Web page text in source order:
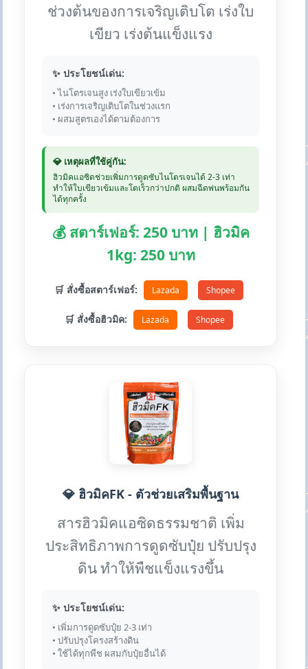
ช่วงต้นของการเจริญเติบโต เร่งใบ
เขียว เร่งต้นแข็งแรง
✨ ประโยชน์เด่น:
• ไนโตรเจนสูง เร่งใบเขียวเข้ม
• เร่งการเจริญเติบโตในช่วงแรก
• ผสมสูตรเองได้ตามต้องการ
💎 เหตุผลที่ใช้คู่กัน:
ฮิวมิคแอซิดช่วยเพิ่มการดูดซับไนโตรเจนได้ 2-3 เท่า
ทำให้ใบเขียวเข้มและโตเร็วกว่าปกติ ผสมฉีดพ่นพร้อมกัน
ได้ทุกครั้ง
💰 สตาร์เฟอร์: 250 บาท | ฮิวมิค
1kg: 250 บาท
🛒 สั่งซื้อสตาร์เฟอร์: Lazada Shopee
🛒 สั่งซื้อฮิวมิค: Lazada Shopee
💎 ฮิวมิคFK - ตัวช่วยเสริมพื้นฐาน
สารฮิวมิคแอซิดธรรมชาติ เพิ่ม
ประสิทธิภาพการดูดซับปุ๋ย ปรับปรุง
ดิน ทำให้พืชแข็งแรงขึ้น
✨ ประโยชน์เด่น:
• เพิ่มการดูดซับปุ๋ย 2-3 เท่า
• ปรับปรุงโครงสร้างดิน
• ใช้ได้ทุกพืช ผสมกับปุ๋ยอื่นได้